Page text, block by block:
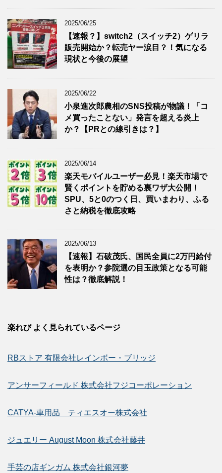
2025/06/25
【速報？】switch2（スイッチ2）ゲリラ
販売開始か？転売ヤー涙目？！気になる
現状と今後の展望
2025/06/22
小泉進次郎農相のSNS投稿が物議！「コ
メ買ったことない」発言を超える炎上
か？【PRとの線引きは？】
2025/06/14
楽天モバイルユーザー必見！楽天市場で
賢くポイントを貯める裏ワザ大公開！
SPU、5と0のつく日、買いまわり、ふる
さと納税を徹底攻略
2025/06/13
【速報】石破茂氏、国民全員に2万円給付
を表明か？参院選の目玉政策となる可能
性は？徹底解説！
楽れび よく見られているページ
RBストア 有限会社レインボー・ブリッジ
アンサーフィールド 株式会社フジコーポレーション
CATYA-車用品 ティエスオー株式会社
ジュエリー August Moon 株式会社藤井
手芸の店ギンガム 株式会社銀河夢